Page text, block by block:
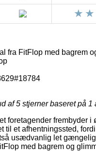
fra FitFlop med bagrem
af 5 stjerner baseret på 1
foretagender frembyder i
til et afhentningssted,
usædvanlig let
med bagrem og